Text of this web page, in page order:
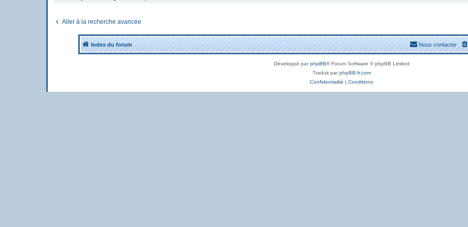
Aller à la recherche avancée
Index du forum Nous contacter
Développé parphpBB® Forum Software © phpBB Limited
Traduit parphpBB-fr.com
Confidentialité | Conditions